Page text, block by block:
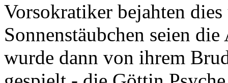
Vorsokratiker bejahten
Sonnenstäubchen seien
wurde dann von ihrem